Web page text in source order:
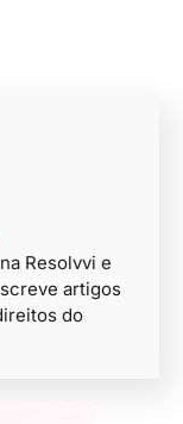
Resolvvi e
artigos
do